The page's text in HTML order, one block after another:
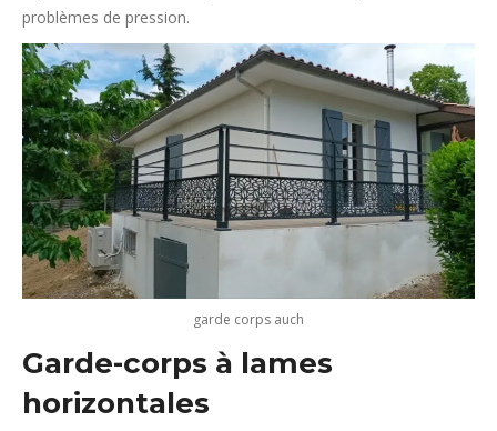
problèmes de pression.
garde corps auch
Garde-corps à lames
horizontales